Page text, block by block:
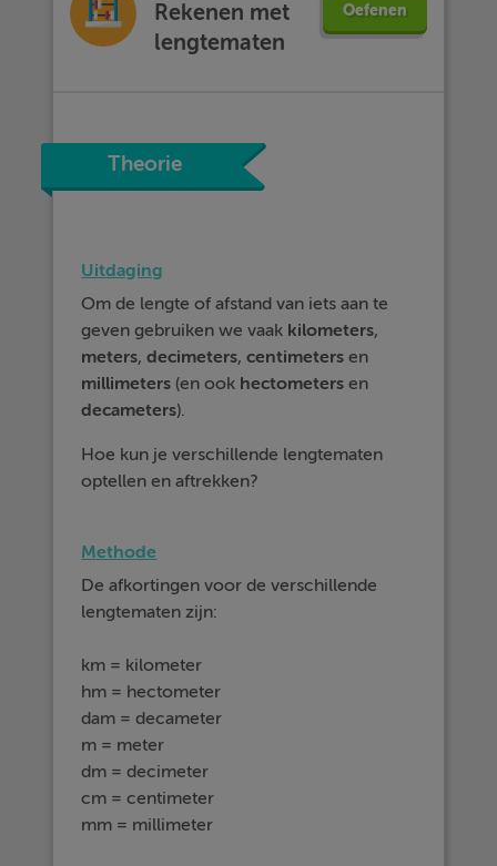
Rekenen met
lengtematen
Oefenen
Theorie
Uitdaging
Om de lengte of afstand van iets aan te
geven gebruiken we vaak kilometers,
meters,decimeters,centimeters en
millimeters (en ook hectometers en
decameters).
Hoe kun je verschillende lengtematen
optellen en aftrekken?
Methode
De afkortingen voor de verschillende
lengtematen zijn:
km = kilometer
hm = hectometer
dam = decameter
m = meter
dm = decimeter
cm = centimeter
mm = millimeter